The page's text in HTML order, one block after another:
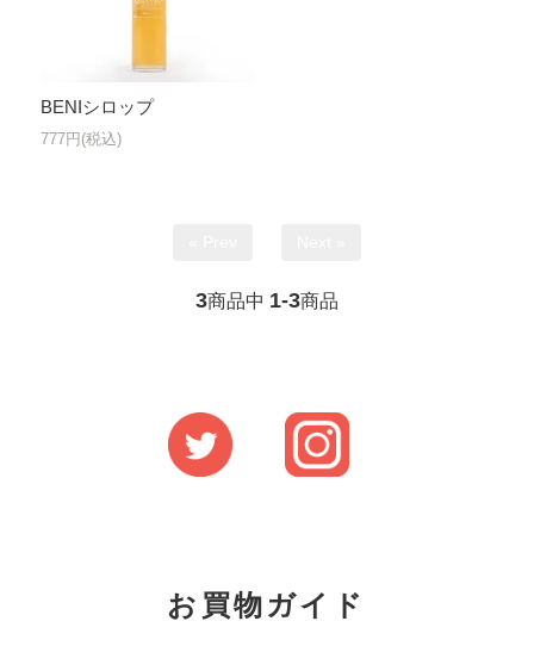
BENIシロップ
777円(税込)
3商品中 1-3商品
お買物ガイド